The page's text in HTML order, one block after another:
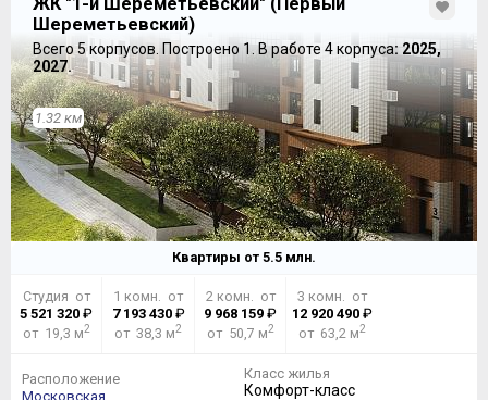
Шереметьевский)
Всего 5 корпусов.Построено 1.В работе 4 корпуса: 2025,
2027.
1.32 км
Квартиры от 5.5 млн.
Студия от
5 521 320 ₽
от 19,3 м2
1 комн. от
7 193 430₽
от 38,3 м2
2 комн. от
9 968 159 ₽
от 50,7 м2
3 комн. от
12 920 490 ₽
от 63,2 м2
Расположение
Московская
Класс жилья
Комфорт-класс